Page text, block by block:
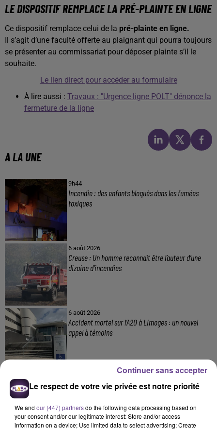
LE DISPOSITIF REMPLACE LA PRÉ-PLAINTE EN LIGNE
Ce dispositif remplace celui de la pré-plainte en ligne.
Il s’agit d’une faculté offerte au plaignant qui pourra toujours
se présenter au commissariat pour déposer plainte s’il le
souhaite.
Le lien direct pour accéder au formulaire
À lire aussi : Travaux : "Urgence ligne POLT" dénonce la
fermeture de la ligne
A LA UNE
9h44
Incendie : des enfants bloqués dans les fumées
toxiques
6 août 2026
Creuse : Un homme reconnaît être l’auteur d’une
dizaine d’incendies
6 août 2026
Accident mortel sur l’A20 à Limoges : un nouvel
appel à témoins
Haute-Vienne : une aide pour les Jeunes
Le respect de votre vie privée est notre priorité
We and our (447) partnersdo the following data processing based on
your consent and/or our legitimate interest: Store and/or access
information on a device; Use limited data to select advertising; Create
Continuer sans accepter